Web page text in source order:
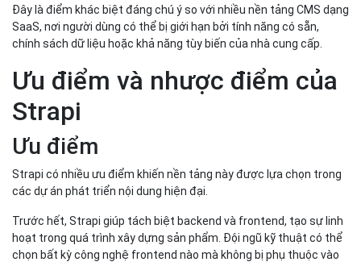
Đây là điểm khác biệt đáng chú ý so với nhiều nền tảng CMS dạng
SaaS, nơi người dùng có thể bị giới hạn bởi tính năng có sẵn,
chính sách dữ liệu hoặc khả năng tùy biến của nhà cung cấp.
Ưu điểm và nhược điểm của
Strapi
Ưu điểm
Strapi có nhiều ưu điểm khiến nền tảng này được lựa chọn trong
các dự án phát triển nội dung hiện đại.
Trước hết, Strapi giúp tách biệt backend và frontend, tạo sự linh
hoạt trong quá trình xây dựng sản phẩm. Đội ngũ kỹ thuật có thể
chọn bất kỳ công nghệ frontend nào mà không bị phụ thuộc vào